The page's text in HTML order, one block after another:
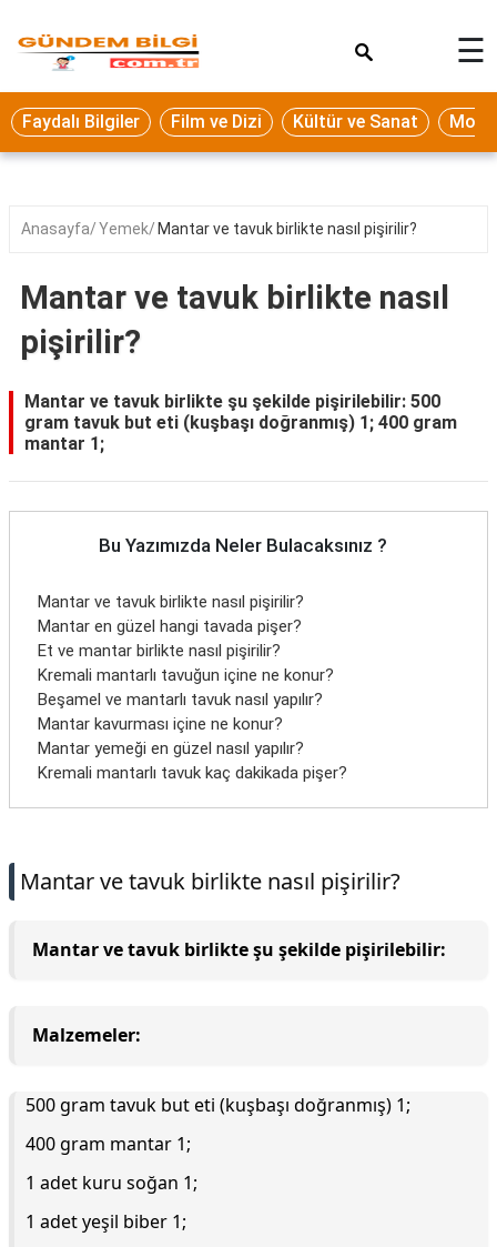
Eğitim
Ekonomi
Seyahat
Oyun
Yaşam
Hukuk
Blog
☰
Faydalı Bilgiler Film ve Dizi Kültür ve Sanat
Anasayfa Yemek Mantar ve tavuk birlikte nasıl pişirilir?
Mantar ve tavuk birlikte nasıl
pişirilir?
Mantar ve tavuk birlikte şu şekilde pişirilebilir: 500
gram tavuk but eti (kuşbaşı doğranmış) 1; 400 gram
mantar 1;
Bu Yazımızda Neler Bulacaksınız ?
Mantar ve tavuk birlikte nasıl pişirilir?
Mantar en güzel hangi tavada pişer?
Et ve mantar birlikte nasıl pişirilir?
Kremali mantarlı tavuğun içine ne konur?
Beşamel ve mantarlı tavuk nasıl yapılır?
Mantar kavurması içine ne konur?
Mantar yemeği en güzel nasıl yapılır?
Kremali mantarlı tavuk kaç dakikada pişer?
Mantar ve tavuk birlikte nasıl pişirilir?
Mantar ve tavuk birlikte şu şekilde pişirilebilir:
Malzemeler:
500 gram tavuk but eti (kuşbaşı doğranmış) 1;
400 gram mantar 1;
1 adet kuru soğan 1;
1 adet yeşil biber 1;